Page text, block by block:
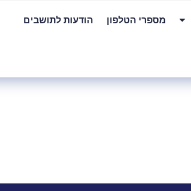
מספרי הטלפון הודעות לתושבים